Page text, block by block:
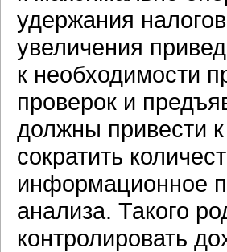
удержания
увеличения
к необходимости
проверок и
должны привести
сократить
информационное
анализа. Такого
контролировать